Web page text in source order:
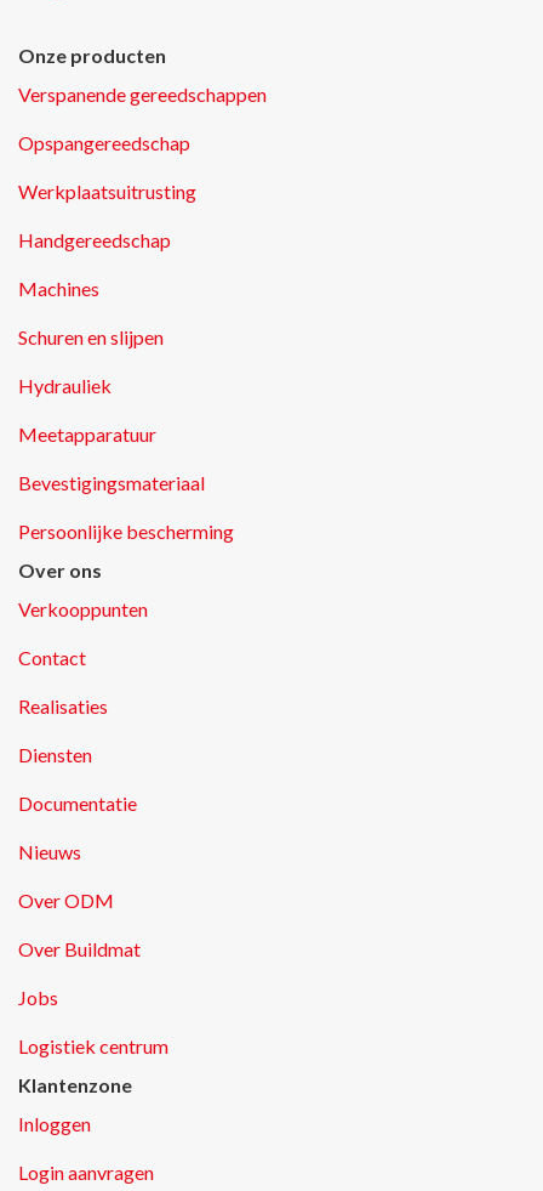
Onze producten
Verspanende gereedschappen
Opspangereedschap
Werkplaatsuitrusting
Handgereedschap
Machines
Schuren en slijpen
Hydrauliek
Meetapparatuur
Bevestigingsmateriaal
Persoonlijke bescherming
Over ons
Verkooppunten
Contact
Realisaties
Diensten
Documentatie
Nieuws
Over ODM
Over Buildmat
Jobs
Logistiek centrum
Klantenzone
Inloggen
Login aanvragen